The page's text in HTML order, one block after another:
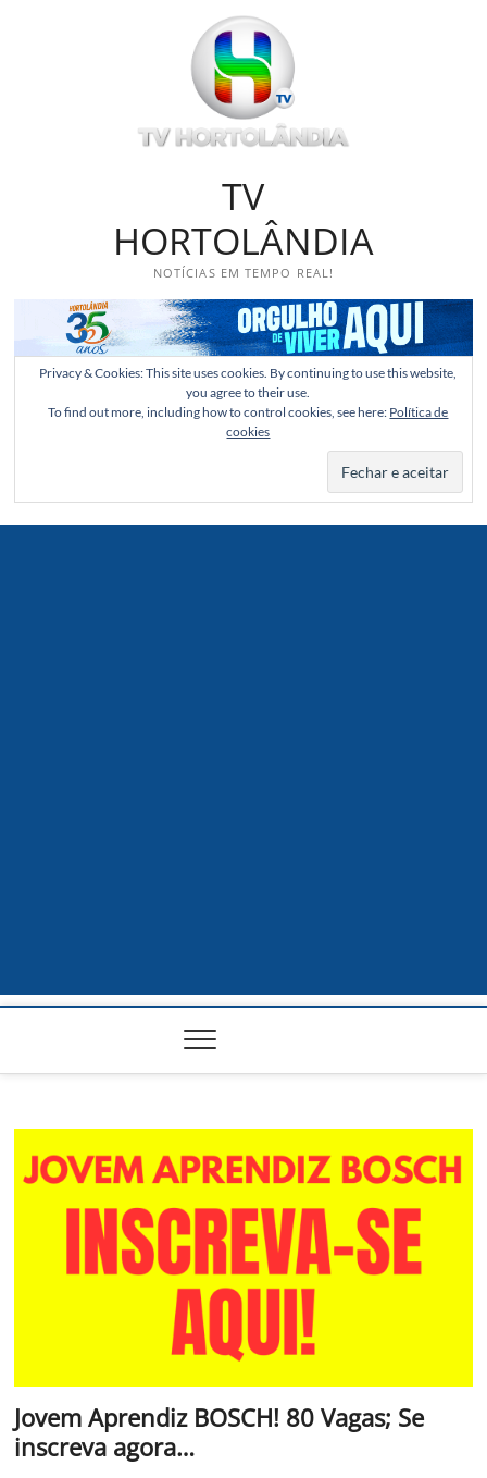
TV
HORTOLÂNDIA
NOTÍCIAS EM TEMPO REAL!
Privacy & Cookies: This site uses cookies. By continuing to use this website,
you agree to their use.
To find out more, including how to control cookies, see here: Política de
cookies
Jovem Aprendiz BOSCH! 80 Vagas; Se
inscreva agora…